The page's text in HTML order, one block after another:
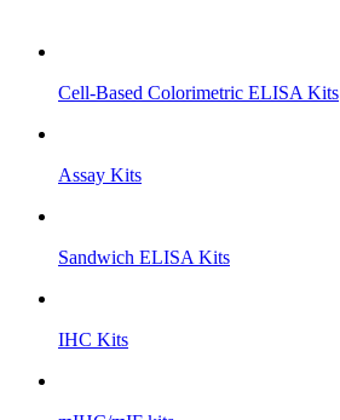
Cell-Based Colorimetric ELISA Kits
Assay Kits
Sandwich ELISA Kits
IHC Kits